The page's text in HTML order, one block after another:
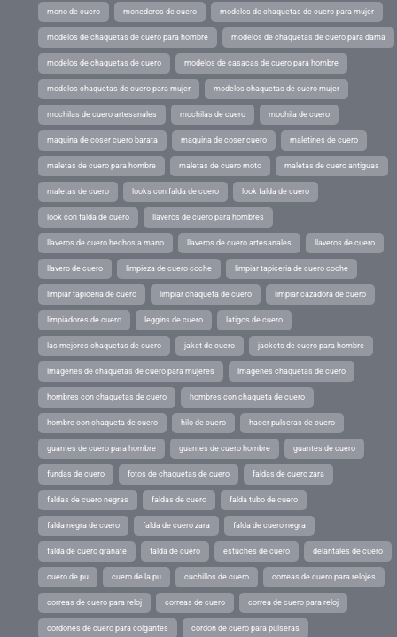
mono de cuero monederos de cuero modelos de chaquetas de cuero para mujer
modelos de chaquetas de cuero para hombre modelos de chaquetas de cuero para dama
modelos de chaquetas de cuero modelos de casacas de cuero para hombre
modelos chaquetas de cuero para mujer modelos chaquetas de cuero mujer
mochilas de cuero artesanales mochilas de cuero mochila de cuero
maquina de coser cuero barata maquina de coser cuero maletines de cuero
maletas de cuero para hombre maletas de cuero moto maletas de cuero antiguas
maletas de cuero looks con falda de cuero look falda de cuero
look con falda de cuero llaveros de cuero para hombres
llaveros de cuero hechos a mano llaveros de cuero artesanales llaveros de cuero
llavero de cuero limpieza de cuero coche limpiar tapiceria de cuero coche
limpiar tapiceria de cuero limpiar chaqueta de cuero limpiar cazadora de cuero
limpiadores de cuero leggins de cuero latigos de cuero
las mejores chaquetas de cuero jaket de cuero jackets de cuero para hombre
imagenes de chaquetas de cuero para mujeres imagenes chaquetas de cuero
hombres con chaquetas de cuero hombres con chaqueta de cuero
hombre con chaqueta de cuero hilo de cuero hacer pulseras de cuero
guantes de cuero para hombre guantes de cuero hombre guantes de cuero
fundas de cuero fotos de chaquetas de cuero faldas de cuero zara
faldas de cuero negras faldas de cuero falda tubo de cuero
falda negra de cuero falda de cuero zara falda de cuero negra
falda de cuero granate falda de cuero estuches de cuero delantales de cuero
cuero de pu cuero de la pu cuchillos de cuero correas de cuero para relojes
correas de cuero para reloj correas de cuero correa de cuero para reloj
cordones de cuero para colgantes cordon de cuero para pulseras